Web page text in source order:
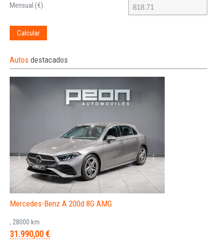
Mensual (€)
Calcular
Autos destacados
Mercedes-Benz A 200d 8G AMG
, 28000 km
31.990,00 €